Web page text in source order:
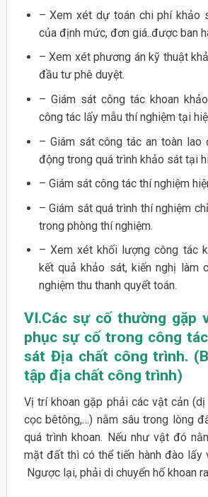
– Xem xét dự toán chi phí khảo
của định mức, đơn giá..được ban
– Xem xét phương án kỹ thuật
đầu tư phê duyệt.
– Giám sát công tác khoan
công tác lấy mẫu thí nghiệm tại
– Giám sát công tác an toàn lao
động trong quá trình khảo sát tại
– Giám sát công tác thí nghiệm
– Giám sát quá trình thí nghiệm
trong phòng thí nghiệm.
– Xem xét khối lượng công tác
kết quả khảo sát, kiến nghị làm
nghiệm thu thanh quyết toán.
VI.Các sự cố thường gặp
phục sự cố trong công
sát Địa chất công trình.
tập địa chất công trình)
Vị trí khoan gặp phải các vật cản
cọc bêtông,…) nằm sâu trong lòng
quá trình khoan. Nếu như vật đó
mặt đất thì có thể tiến hành đào lấy
Ngược lại, phải di chuyển hố khoan